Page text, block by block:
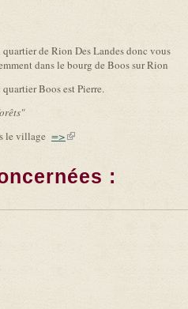
de Rion Des Landes donc vous
dans le bourg de Boos sur Rion
Boos est Pierre.
le village =>(link is external)
: